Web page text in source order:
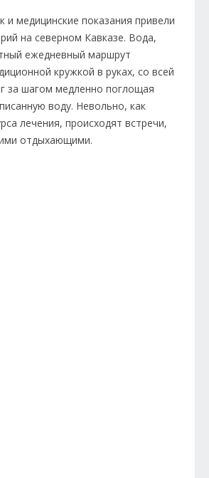
и медицинские показания привели
на северном Кавказе. Вода,
ежедневный маршрут
кружкой в руках, со всей
за шагом медленно поглощая
воду. Невольно, как
лечения, происходят встречи,
отдыхающими.